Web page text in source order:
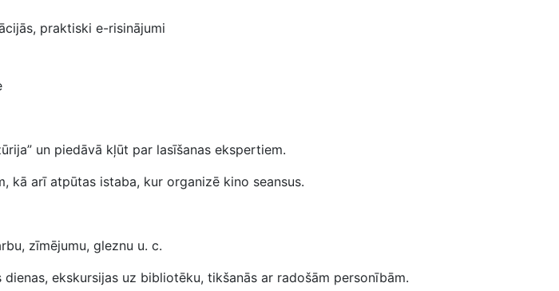
praktiski e-risinājumi
un piedāvā kļūt par lasīšanas ekspertiem.
kā arī atpūtas istaba, kur organizē kino seansus.
zīmējumu, gleznu u. c.
ekskursijas uz bibliotēku, tikšanās ar radošām personībām.